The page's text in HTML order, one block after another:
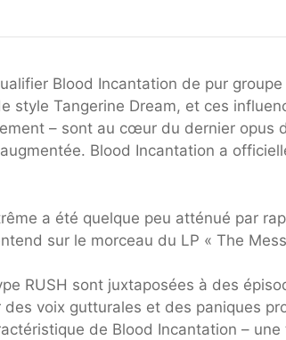
Blood Incantation de pur
style Tangerine Dream, et ces
– ​​sont au cœur du dernier opus
Blood Incantation a
a été quelque peu atténué par
sur le morceau du LP « The
RUSH sont juxtaposées à des
voix gutturales et des paniques
de Blood Incantation –